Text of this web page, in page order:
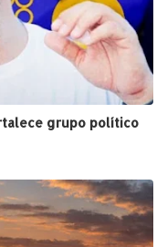
grupo político